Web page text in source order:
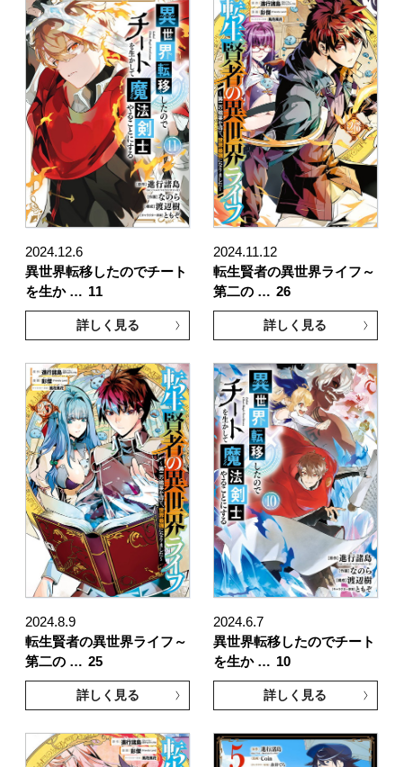
2024.12.6
異世界転移したのでチート
を生か … 11
詳しく見る
2024.11.12
転生賢者の異世界ライフ～
第二の … 26
詳しく見る
2024.8.9
転生賢者の異世界ライフ～
第二の … 25
詳しく見る
2024.6.7
異世界転移したのでチート
を生か … 10
詳しく見る